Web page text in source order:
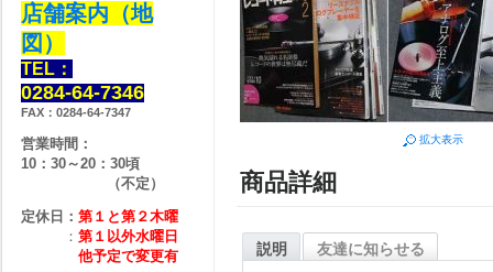
拡大表示
商品詳細
説明 友達に知らせる
店舗案内（地
図）
TEL：
0284-64-7346
FAX：0284-64-7347
営業時間：
10：30～20：30頃
（不定）
定休日： 第１と第２木曜
： 第１以外水曜日
他予定で変更有